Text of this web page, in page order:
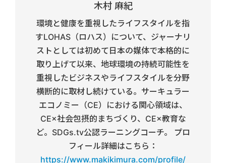
木村 麻紀
環境と健康を重視したライフスタイルを指
すLOHAS（ロハス）について、ジャーナリ
ストとしては初めて日本の媒体で本格的に
取り上げて以来、地球環境の持続可能性を
重視したビジネスやライフスタイルを分野
横断的に取材し続けている。サーキュラー
エコノミー（CE）における関心領域は、
CE×社会包摂的まちづくり、CE×教育な
ど。SDGs.tv公認ラーニングコーチ。 プロ
フィール詳細はこちら：
https://www.makikimura.com/profile/